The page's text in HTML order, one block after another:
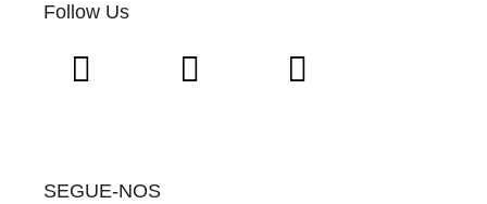
Follow Us
SEGUE-NOS